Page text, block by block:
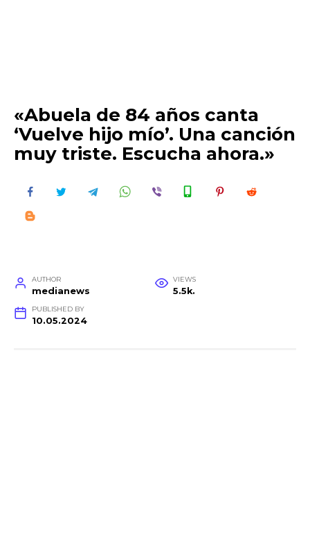
«Abuela de 84 años canta
‘Vuelve hijo mío’. Una canción
muy triste. Escucha ahora.»
AUTHOR
medianews
VIEWS
5.5k.
PUBLISHED BY
10.05.2024